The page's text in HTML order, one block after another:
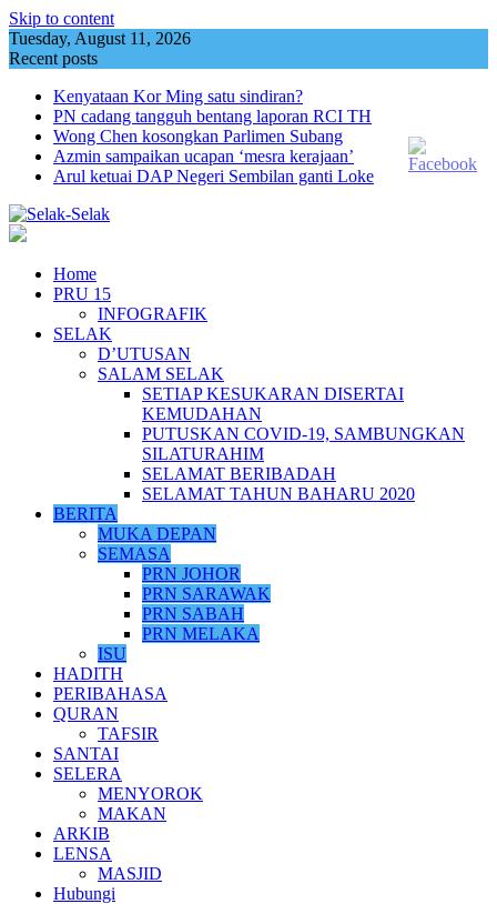
Skip to content
Tuesday, August 11, 2026
Recent posts
Kenyataan Kor Ming satu sindiran?
PN cadang tangguh bentang laporan RCI TH
Wong Chen kosongkan Parlimen Subang
Azmin sampaikan ucapan ‘mesra kerajaan’
Arul ketuai DAP Negeri Sembilan ganti Loke
Home
PRU 15
INFOGRAFIK
SELAK
D’UTUSAN
SALAM SELAK
SETIAP KESUKARAN DISERTAI
KEMUDAHAN
PUTUSKAN COVID-19, SAMBUNGKAN
SILATURAHIM
SELAMAT BERIBADAH
SELAMAT TAHUN BAHARU 2020
BERITA
MUKA DEPAN
SEMASA
PRN JOHOR
PRN SARAWAK
PRN SABAH
PRN MELAKA
ISU
HADITH
PERIBAHASA
QURAN
TAFSIR
SANTAI
SELERA
MENYOROK
MAKAN
ARKIB
LENSA
MASJID
Hubungi